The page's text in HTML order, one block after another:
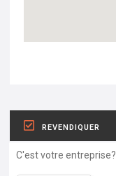
REVENDIQUER
C'est votre entreprise?